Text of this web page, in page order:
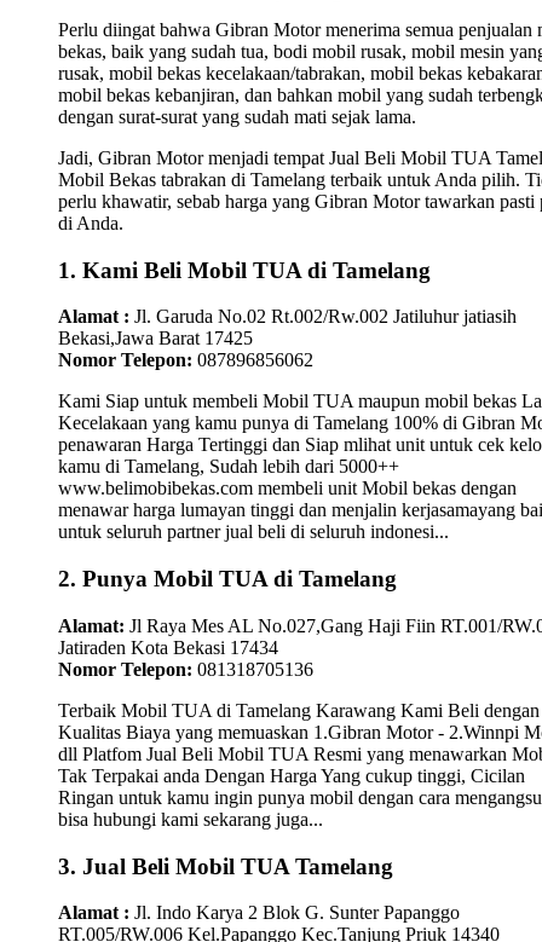
Perlu diingat bahwa Gibran Motor menerima semua penjualan
bekas, baik yang sudah tua, bodi mobil rusak, mobil mesin
rusak, mobil bekas kecelakaan/tabrakan, mobil bekas
mobil bekas kebanjiran, dan bahkan mobil yang sudah
dengan surat-surat yang sudah mati sejak lama.
Jadi, Gibran Motor menjadi tempat Jual Beli Mobil TUA
Mobil Bekas tabrakan di Tamelang terbaik untuk Anda pilih.
perlu khawatir, sebab harga yang Gibran Motor tawarkan pasti
di Anda.
1. Kami Beli Mobil TUA di Tamelang
Alamat : Jl. Garuda No.02 Rt.002/Rw.002 Jatiluhur jatiasih
Bekasi,Jawa Barat 17425
Nomor Telepon: 087896856062
Kami Siap untuk membeli Mobil TUA maupun mobil bekas
Kecelakaan yang kamu punya di Tamelang 100% di Gibran
penawaran Harga Tertinggi dan Siap mlihat unit untuk cek
kamu di Tamelang, Sudah lebih dari 5000++
www.belimobibekas.com membeli unit Mobil bekas dengan
menawar harga lumayan tinggi dan menjalin kerjasamayang
untuk seluruh partner jual beli di seluruh indonesi...
2. Punya Mobil TUA di Tamelang
Alamat: Jl Raya Mes AL No.027,Gang Haji Fiin RT.001/
Jatiraden Kota Bekasi 17434
Nomor Telepon: 081318705136
Terbaik Mobil TUA di Tamelang Karawang Kami Beli dengan
Kualitas Biaya yang memuaskan 1.Gibran Motor - 2.Winnpi
dll Platfom Jual Beli Mobil TUA Resmi yang menawarkan
Tak Terpakai anda Dengan Harga Yang cukup tinggi, Cicilan
Ringan untuk kamu ingin punya mobil dengan cara
bisa hubungi kami sekarang juga...
3. Jual Beli Mobil TUA Tamelang
Alamat : Jl. Indo Karya 2 Blok G. Sunter Papanggo
RT.005/RW.006 Kel.Papanggo Kec.Tanjung Priuk 14340